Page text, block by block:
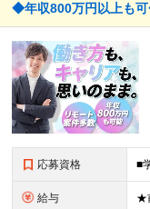
◆年収800万円以上も
応募資格
給与